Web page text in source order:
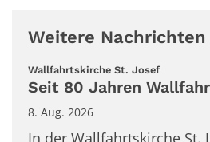
Weitere Nachrichten
Wallfahrtskirche St. Josef:
Seit 80 Jahren
8. Aug. 2026